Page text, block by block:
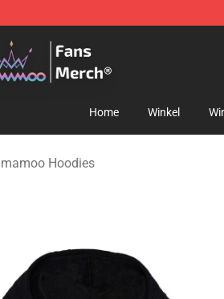
Merchandise Shop
Home Winkel
Hoodies